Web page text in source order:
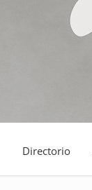
Directorio